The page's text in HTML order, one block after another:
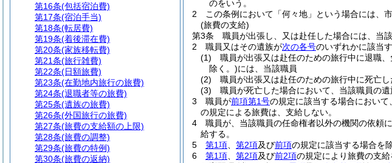
のをいう。
2
この条例において「何々地」という場合には、
(旅費の支給)
第3条
職員が出張し、又は赴任した場合には、当
2
職員又はその遺族が次の各号のいずれかに該当
(1)
職員が出張又は赴任のための旅行中に退職
除く。)には、当該職員
(2)
職員が出張又は赴任のための旅行中に死亡
(3)
職員が死亡した場合において、当該職員の
3
職員が前項第1号の規定に該当する場合におい
の規定による旅費は、支給しない。
4
職員が、当該職員の任命権者以外の機関の依頼
給する。
5
第1項 第2項及び前項の規定に該当する場合を
6
第1項 第2項及び前2項の規定により旅費の支給
第16条(包括宿泊費)
第17条(宿泊手当)
第18条(転居費)
第19条(着後滞在費)
第20条(家族移転費)
第21条(旅行雑費)
第22条(日額旅費)
第23条(在勤地内旅行の旅費)
第24条(退職者等の旅費)
第25条(遺族の旅費)
第26条(外国旅行の旅費)
第27条(旅費の支給額の上限)
第28条(旅費の調整)
第29条(旅費の特例)
第30条(旅費の返納)